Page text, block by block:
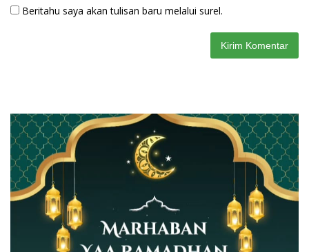
Beritahu saya akan tulisan baru melalui surel.